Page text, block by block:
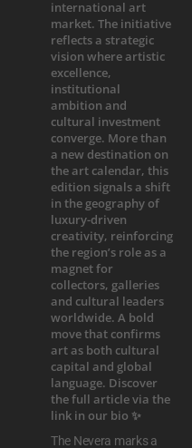
The Nevera marks a